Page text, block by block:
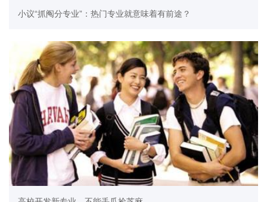
小议“抓阄分专业”：热门专业就意味着有前途？